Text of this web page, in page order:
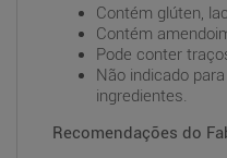
Contém glúten,
Contém
Pode conter
Não indicado
ingredientes.
Recomendações do